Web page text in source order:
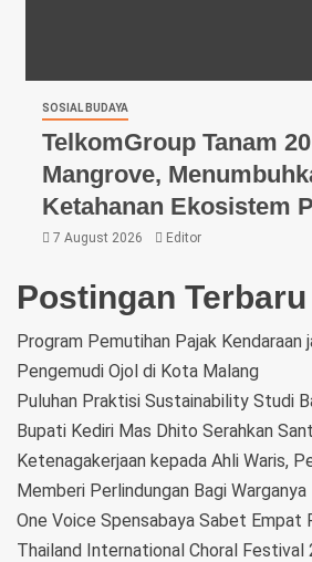
SOSIAL BUDAYA
TelkomGroup Tanam
Mangrove,
Ketahanan Ekosistem
7 August 2026 Editor
Postingan Terbaru
Program Pemutihan Pajak Kendaraan
Pengemudi Ojol di Kota Malang
Puluhan Praktisi Sustainability Studi
Bupati Kediri Mas Dhito Serahkan
Ketenagakerjaan kepada Ahli Waris,
Memberi Perlindungan Bagi Warganya
One Voice Spensabaya Sabet Empat
Thailand International Choral Festival